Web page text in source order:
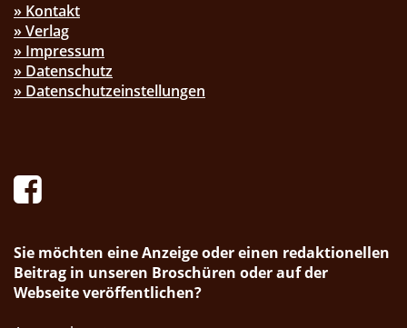
» Kontakt
» Verlag
» Impressum
» Datenschutz
» Datenschutzeinstellungen
Sie möchten eine Anzeige oder einen redaktionellen
Beitrag in unseren Broschüren oder auf der
Webseite veröffentlichen?